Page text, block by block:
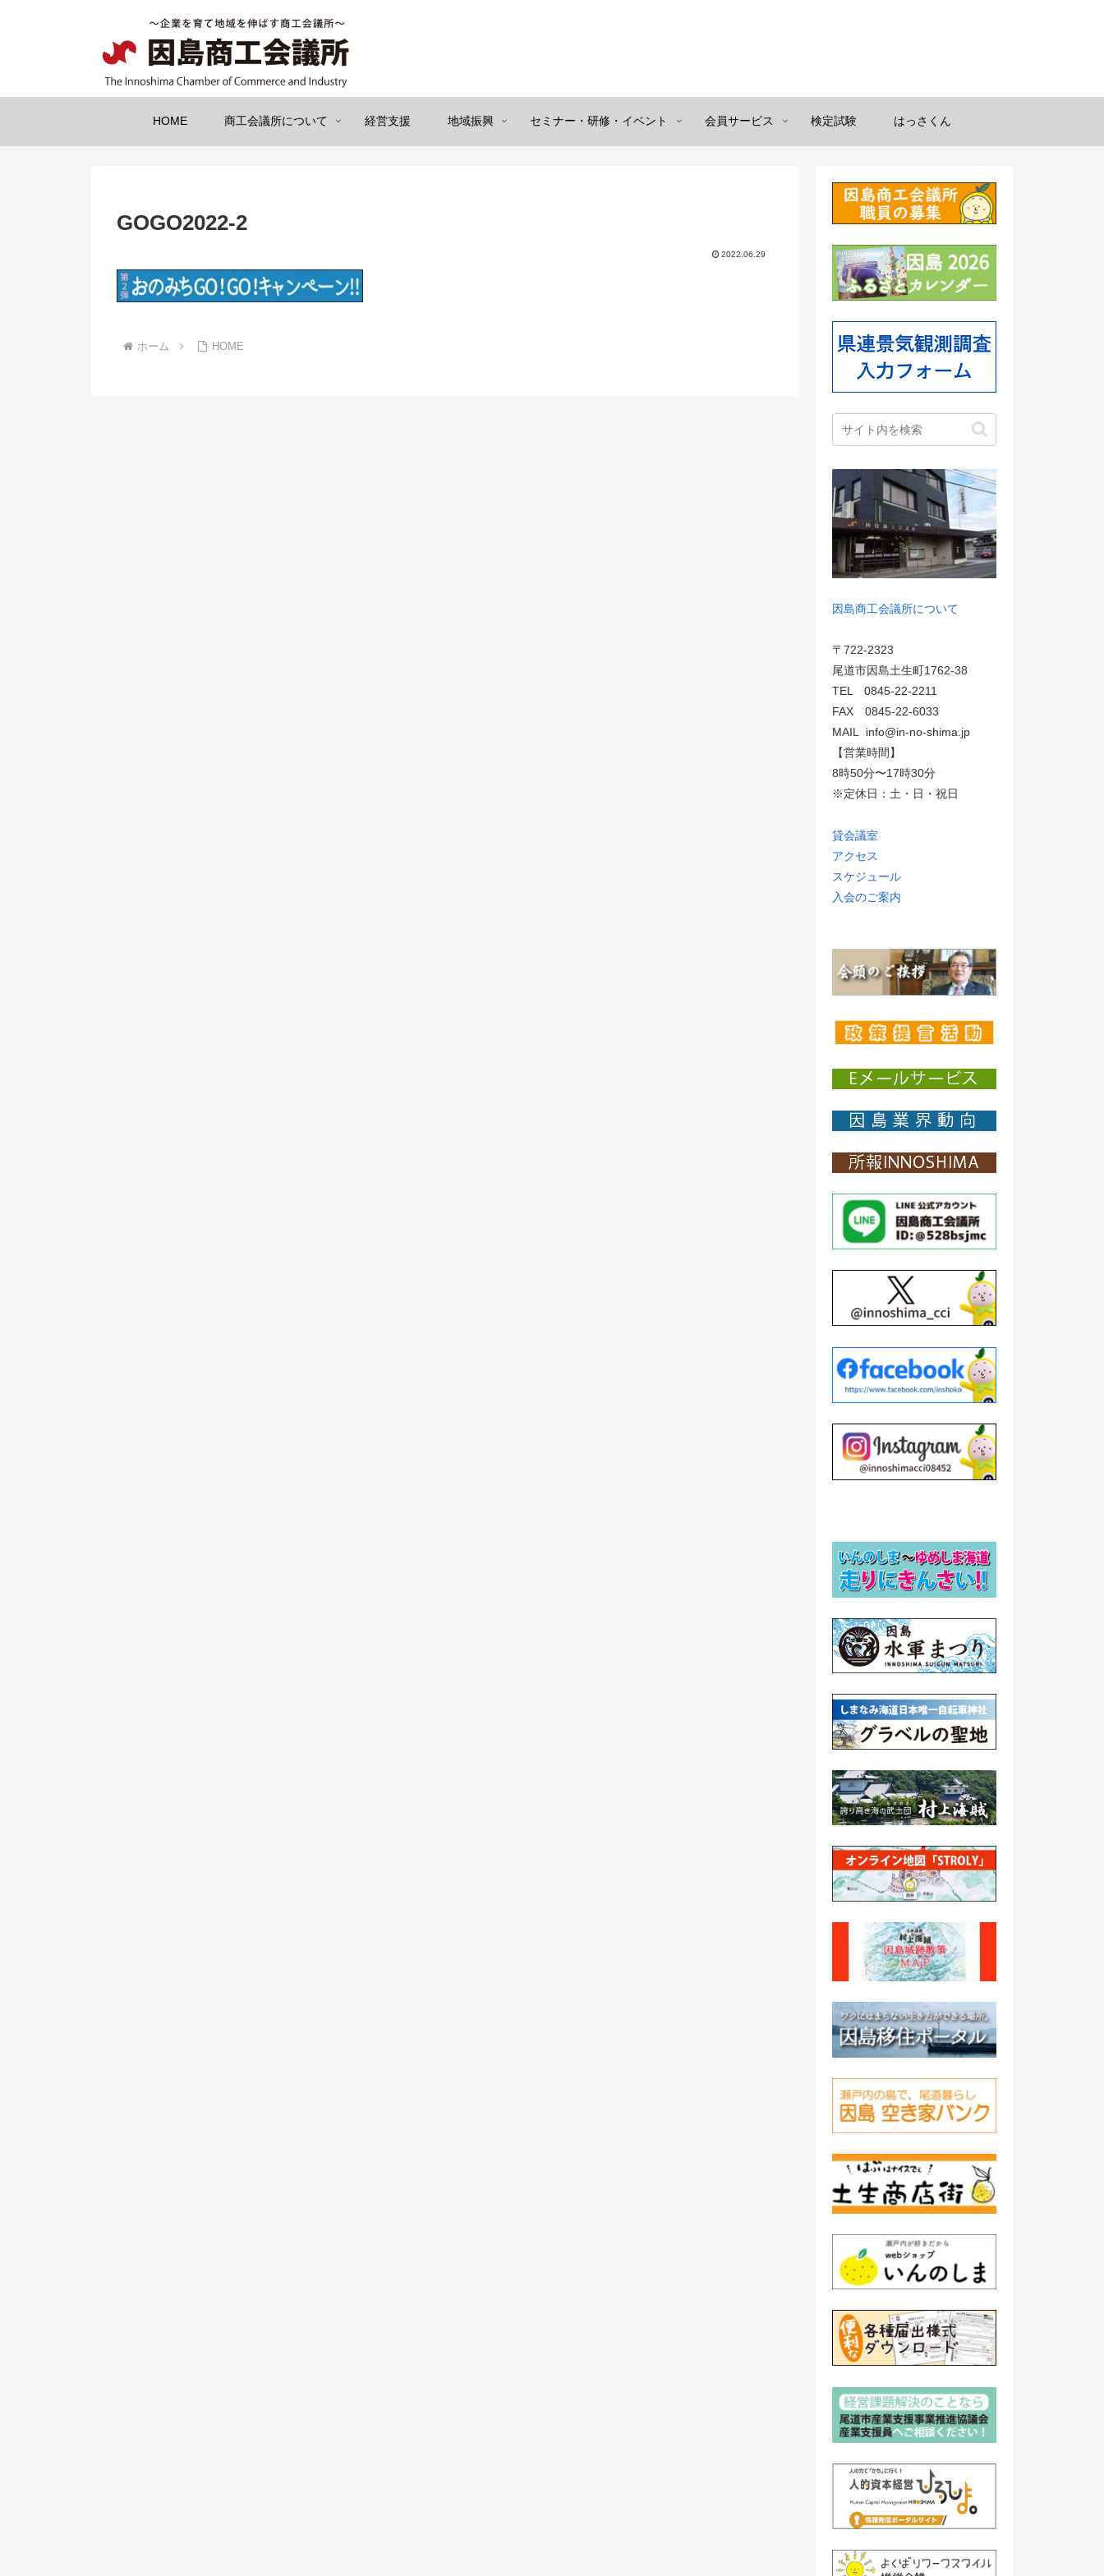
HOME 商工会議所について 経営支援 地域振興 セミナー・研修・イベント 会員サービス 検定試験 はっさくん
GOGO2022-2
2022.06.29
ホーム HOME
因島商工会議所について
〒722-2323
尾道市因島土生町1762-38
TEL 0845-22-2211
FAX 0845-22-6033
MAIL info@in-no-shima.jp
【営業時間】
8時50分〜17時30分
※定休日：土・日・祝日
貸会議室
アクセス
スケジュール
入会のご案内